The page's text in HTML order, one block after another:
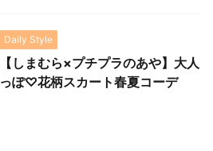
Daily Style
【しまむら×プチプラのあや】大人
っぽ♡花柄スカート春夏コーデ